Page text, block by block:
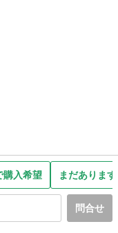
購入希望 まだありま
問合せ